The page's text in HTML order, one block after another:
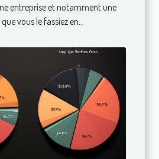
entreprise et notamment une
vous le fassiez en...